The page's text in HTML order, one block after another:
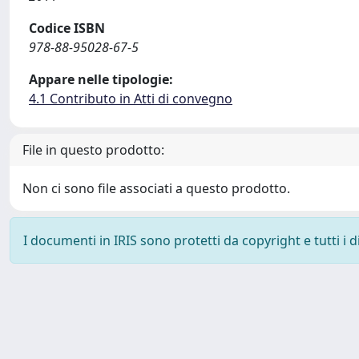
Codice ISBN
978-88-95028-67-5
Appare nelle tipologie:
4.1 Contributo in Atti di convegno
File in questo prodotto:
Non ci sono file associati a questo prodotto.
I documenti in IRIS sono protetti da copyright e tutti i